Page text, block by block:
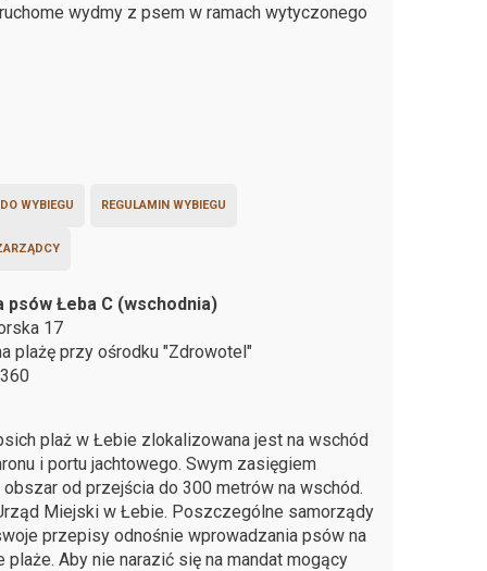
wydmy z psem w ramach wytyczonego
WYBIEGU REGULAMIN WYBIEGU
psów Łeba C (wschodnia)
17
plażę przy ośrodku "Zdrowotel"
plaż w Łebie zlokalizowana jest na wschód
i portu jachtowego. Swym zasięgiem
obszar od przejścia do 300 metrów na wschód.
Miejski w Łebie. Poszczególne samorządy
przepisy odnośnie wprowadzania psów na
plaże. Aby nie narazić się na mandat mogący